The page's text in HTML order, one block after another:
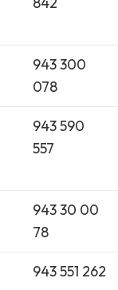
943 300
078
943 590
557
943 30 00
78
943 551 262